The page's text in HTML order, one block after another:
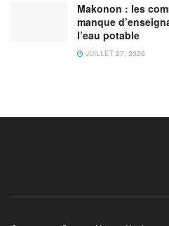
Makonon : les
manque
l’eau potable
JUILLET 27, 2026